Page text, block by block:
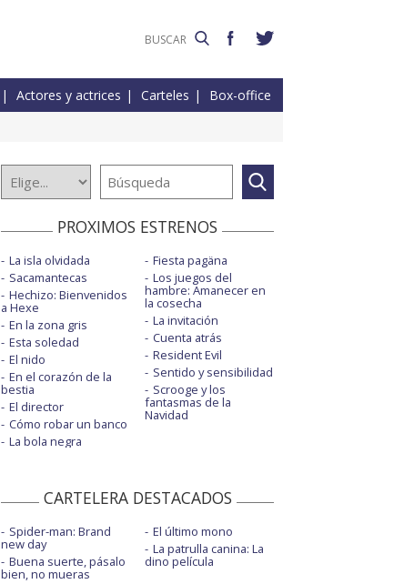
Actores y actrices Carteles Box-office
PROXIMOS ESTRENOS
La isla olvidada
Sacamantecas
Hechizo: Bienvenidos
a Hexe
En la zona gris
Esta soledad
El nido
En el corazón de la
bestia
El director
Cómo robar un banco
La bola negra
Fiesta pagäna
Los juegos del
hambre: Amanecer en
la cosecha
La invitación
Cuenta atrás
Resident Evil
Sentido y sensibilidad
Scrooge y los
fantasmas de la
Navidad
CARTELERA DESTACADOS
Spider-man: Brand
new day
Buena suerte, pásalo
bien, no mueras
El último mono
La patrulla canina: La
dino película